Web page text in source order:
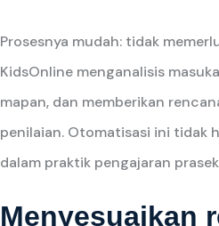
Prosesnya mudah: tidak
KidsOnline menganalisis
mapan, dan memberikan
penilaian. Otomatisasi ini tidak
dalam praktik pengajaran
Menyesuaikan